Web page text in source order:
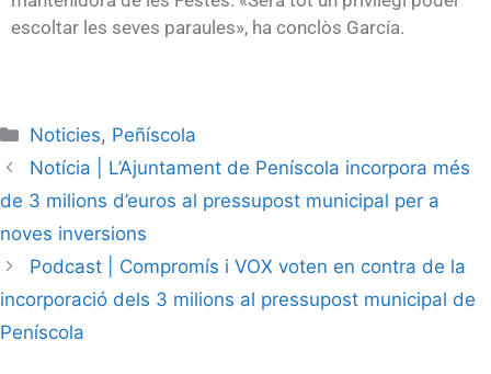
escoltar les seves paraules», ha conclòs García.
Noticies, Peñíscola
Notícia | L’Ajuntament de Peníscola incorpora més
de 3 milions d’euros al pressupost municipal per a
noves inversions
Podcast | Compromís i VOX voten en contra de la
incorporació dels 3 milions al pressupost municipal de
Peníscola